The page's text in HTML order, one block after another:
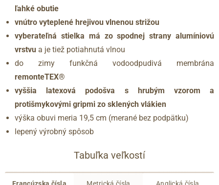
ľahké obutie
vnútro vyteplené hrejivou vlnenou strižou
vyberateľná stielka má zo spodnej strany alumíniovú
vrstvu a je tiež potiahnutá vlnou
do zimy funkčná vodoodpudivá membrána
remonteTEX®
vyššia latexová podošva s hrubým vzorom a
protišmykovými gripmi zo sklených vlákien
výška obuvi meria 19,5 cm (merané bez podpätku)
lepený výrobný spôsob
Tabuľka veľkostí
Francúzska čísla Metrická čísla Anglická čísla